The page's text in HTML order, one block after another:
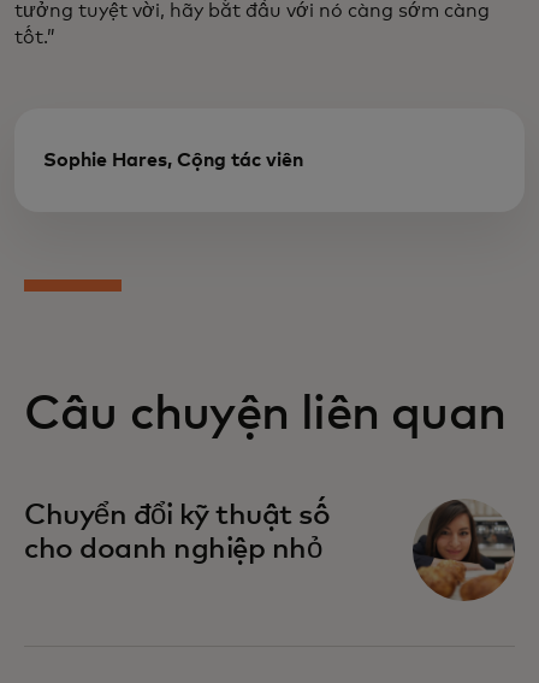
tưởng tuyệt vời, hãy bắt đầu với nó càng sớm càng
tốt.”
Sophie Hares, Cộng tác viên
Câu chuyện liên quan
Chuyển đổi kỹ thuật số
cho doanh nghiệp nhỏ